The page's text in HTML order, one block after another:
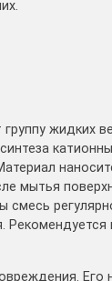
жидких
мытья
Рекомендуется
Его